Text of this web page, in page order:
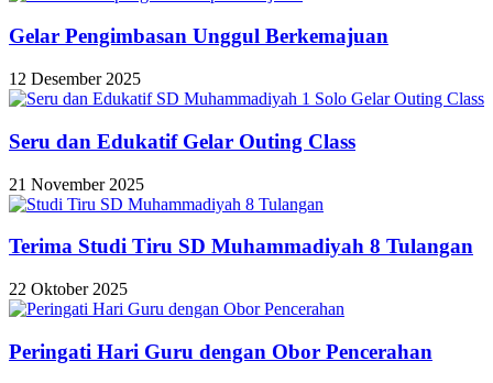
Gelar Pengimbasan Unggul Berkemajuan
12 Desember 2025
Seru dan Edukatif Gelar Outing Class
21 November 2025
Terima Studi Tiru SD Muhammadiyah 8 Tulangan
22 Oktober 2025
Peringati Hari Guru dengan Obor Pencerahan